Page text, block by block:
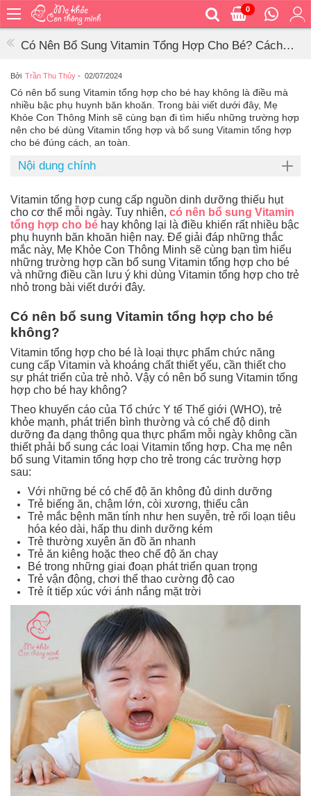
0
chủ
ăn
Bé
vệ
sinh
Bé
mặc
đi
ra
ngoài
Bé
ngủ
Bé
an
toàn
Bé
tắm
Bé
chơi
mà
học
Dành
cho
Dành
cho
Đồ
dùng
trong
nhà
Có Nên Bổ Sung Vitamin Tổng Hợp Cho Bé? Cách
Bởi Trần Thu Thủy - 02/07/2024
Có nên bổ sung Vitamin tổng hợp cho bé hay không là điều mà
nhiều bậc phụ huynh băn khoăn. Trong bài viết dưới đây, Mẹ
Khỏe Con Thông Minh sẽ cùng bạn đi tìm hiểu những trường hợp
nên cho bé dùng Vitamin tổng hợp và bổ sung Vitamin tổng hợp
cho bé đúng cách, an toàn.
Nội dung chính
Vitamin tổng hợp cung cấp nguồn dinh dưỡng thiếu hụt
cho cơ thể mỗi ngày. Tuy nhiên, có nên bổ sung Vitamin
tổng hợp cho bé hay không lại là điều khiến rất nhiều bậc
phụ huynh băn khoăn hiện nay. Để giải đáp những thắc
mắc này, Mẹ Khỏe Con Thông Minh sẽ cùng bạn tìm hiểu
những trường hợp cần bổ sung Vitamin tổng hợp cho bé
và những điều cần lưu ý khi dùng Vitamin tổng hợp cho trẻ
nhỏ trong bài viết dưới đây.
Có nên bổ sung Vitamin tổng hợp cho bé
không?
Vitamin tổng hợp cho bé là loại thực phẩm chức năng
cung cấp Vitamin và khoáng chất thiết yếu, cần thiết cho
sự phát triển của trẻ nhỏ. Vậy có nên bổ sung Vitamin tổng
hợp cho bé hay không?
Theo khuyến cáo của Tổ chức Y tế Thế giới (WHO), trẻ
khỏe mạnh, phát triển bình thường và có chế độ dinh
dưỡng đa dạng thông qua thực phẩm mỗi ngày không cần
thiết phải bổ sung các loại Vitamin tổng hợp. Cha mẹ nên
bổ sung Vitamin tổng hợp cho trẻ trong các trường hợp
sau:
Với những bé có chế độ ăn không đủ dinh dưỡng
Trẻ biếng ăn, chậm lớn, còi xương, thiếu cân
Trẻ mắc bệnh mãn tính như hen suyễn, trẻ rối loạn tiêu
hóa kéo dài, hấp thu dinh dưỡng kém
Trẻ thường xuyên ăn đồ ăn nhanh
Trẻ ăn kiêng hoặc theo chế độ ăn chay
Bé trong những giai đoạn phát triển quan trọng
Trẻ vận động, chơi thể thao cường độ cao
Trẻ ít tiếp xúc với ánh nắng mặt trời